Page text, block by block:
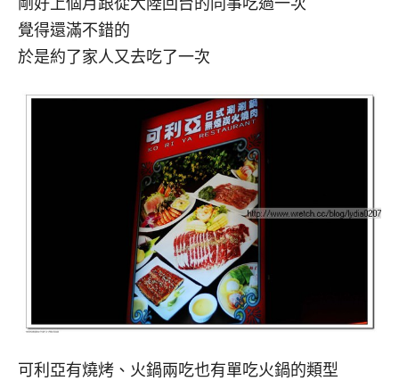
覺得還滿不錯的
於是約了家人又去吃了一次
可利亞有燒烤、火鍋兩吃也有單吃火鍋的類型